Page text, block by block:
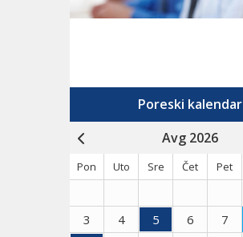
Poreski kalendar
Avg 2026
Pon Uto Sre Čet Pet
3
4 5 6 7